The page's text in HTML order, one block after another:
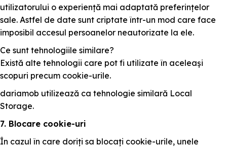
utilizatorului o experiență mai adaptată preferințelor
sale. Astfel de date sunt criptate într-un mod care face
imposibil accesul persoanelor neautorizate la ele.
Ce sunt tehnologiile similare?
Există alte tehnologii care pot fi utilizate în aceleași
scopuri precum cookie-urile.
dariamob utilizează ca tehnologie similară Local
Storage.
7. Blocare cookie-uri
În cazul în care doriți sa blocați cookie-urile, unele